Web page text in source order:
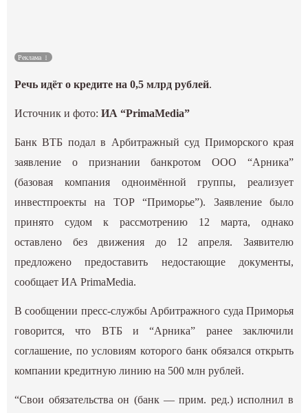
Спецпроекты
Реклама
Речь идёт о кредите на 0,5 млрд рублей.
Источник и фото:ИА “PrimaMedia”
Банк ВТБ подал в Арбитражный суд Приморского края
заявление о признании банкротом ООО “Арника”
(базовая компания одноимённой группы, реализует
инвестпроекты на ТОР “Приморье”). Заявление было
принято судом к рассмотрению 12 марта, однако
оставлено без движения до 12 апреля. Заявителю
предложено предоставить недостающие документы,
сообщает ИА PrimaMedia.
В сообщении пресс-службы Арбитражного суда Приморья
говорится, что ВТБ и “Арника” ранее заключили
соглашение, по условиям которого банк обязался открыть
компании кредитную линию на 500 млн рублей.
“Свои обязательства он (банк — прим. ред.) исполнил в